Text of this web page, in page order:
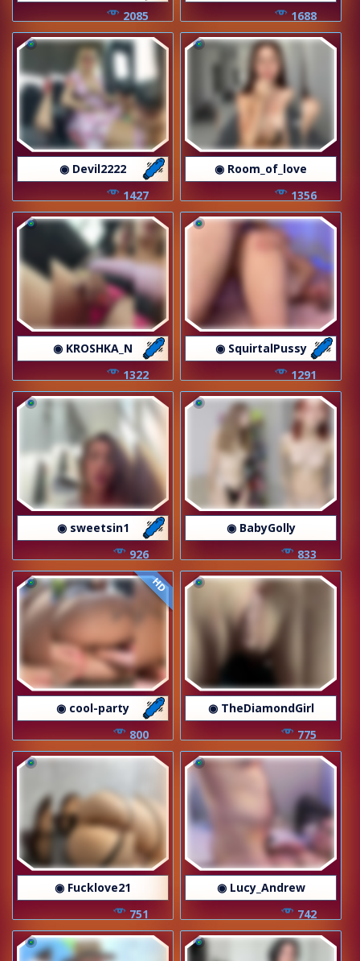
2085
1688
◉ Devil2222
1427
◉ Room_of_love
1356
◉ KROSHKA_N
1322
◉ SquirtalPussy
1291
◉ sweetsin1
926
◉ BabyGolly
833
HD
◉ cool-party
800
◉ TheDiamondGirl
775
◉ Fucklove21
751
◉ Lucy_Andrew
742